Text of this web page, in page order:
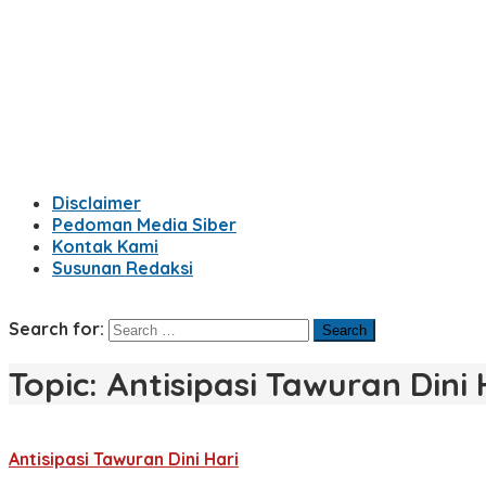
Disclaimer
Pedoman Media Siber
Kontak Kami
Susunan Redaksi
Search for:
Topic: Antisipasi Tawuran Dini
Antisipasi Tawuran Dini Hari